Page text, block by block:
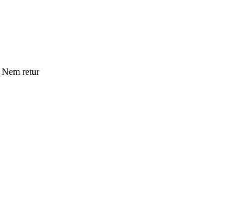
Nem retur